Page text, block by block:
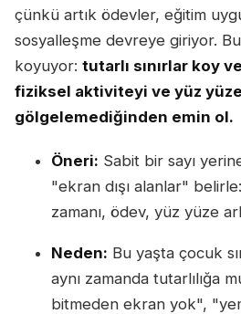
çünkü artık ödevler, eğitim
sosyalleşme devreye giriyor.
koyuyor: tutarlı sınırlar koy
fiziksel aktiviteyi ve yüz
gölgelemediğinden emin ol.
Öneri: Sabit bir sayı
"ekran dışı alanlar"
zamanı, ödev, yüz yüze
Neden: Bu yaşta çocuk
aynı zamanda tutarlılığa
bitmeden ekran yok",